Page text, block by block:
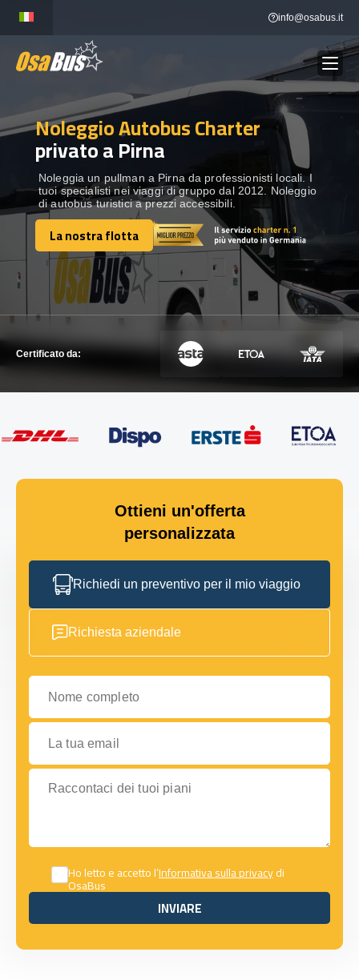
content
info@osabus.it
NOLEGGIO AUTOBUS Show dropdown
DESTINAZIONI Show dropdown
FLOTTA
METTITI IN CONTATTO
METTITI IN CONTATTO
Noleggio Autobus Charter
privato a Pirna
Noleggia un pullman a Pirna da professionisti locali. I
tuoi specialisti nei viaggi di gruppo dal 2012. Noleggio
di autobus turistici a prezzi accessibili.
La nostra flotta
La nostra flotta
Certificato da:
Ottieni un'offerta
personalizzata
Richiedi un preventivo per il mio viaggio
Richiesta aziendale
Nome completo
La tua email
Raccontaci dei tuoi piani
Ho letto e accetto l’Informativa sulla privacydi
OsaBus
INVIARE
INVIARE